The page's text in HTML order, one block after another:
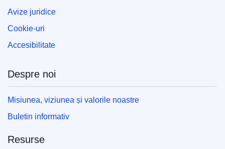
Avize juridice
Cookie-uri
Accesibilitate
Despre noi
Misiunea, viziunea și valorile noastre
Buletin informativ
Resurse